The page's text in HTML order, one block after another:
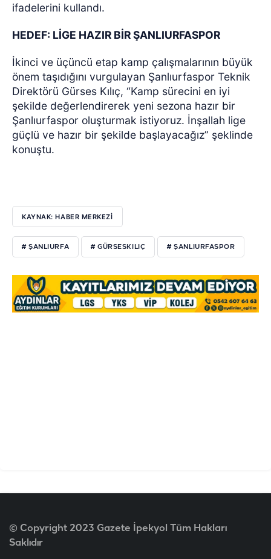
ifadelerini kullandı.
HEDEF: LİGE HAZIR BİR ŞANLIURFASPOR
İkinci ve üçüncü etap kamp çalışmalarının büyük
önem taşıdığını vurgulayan Şanlıurfaspor Teknik
Direktörü Gürses Kılıç, “Kamp sürecini en iyi
şekilde değerlendirerek yeni sezona hazır bir
Şanlıurfaspor oluşturmak istiyoruz. İnşallah lige
güçlü ve hazır bir şekilde başlayacağız” şeklinde
konuştu.
KAYNAK: HABER MERKEZİ
# ŞANLIURFA # GÜRSESKILIÇ # ŞANLIURFASPOR
© Copyright 2023 Gazete İpekyol Tüm Hakları
Saklıdır